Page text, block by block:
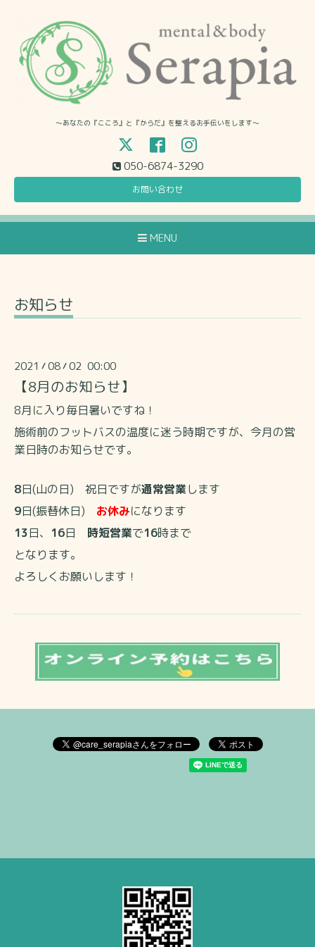
〜あなたの『こころ』と『からだ』を整えるお手伝いをします〜
050-6874-3290
お問い合わせ
MENU
お知らせ
2021 /08/02 00:00
【8月のお知らせ】
8月に入り毎日暑いですね！
施術前のフットバスの温度に迷う時期ですが、 今月の営
業日時のお知らせです。
8日(山の日) 祝日ですが通常営業します
9日(振替休日) お休みになります
13日、 16日 時短営業で16時まで
となります。
よろしくお願いします！